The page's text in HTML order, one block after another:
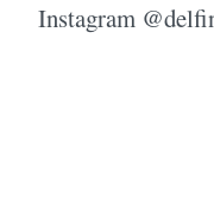
Instagram